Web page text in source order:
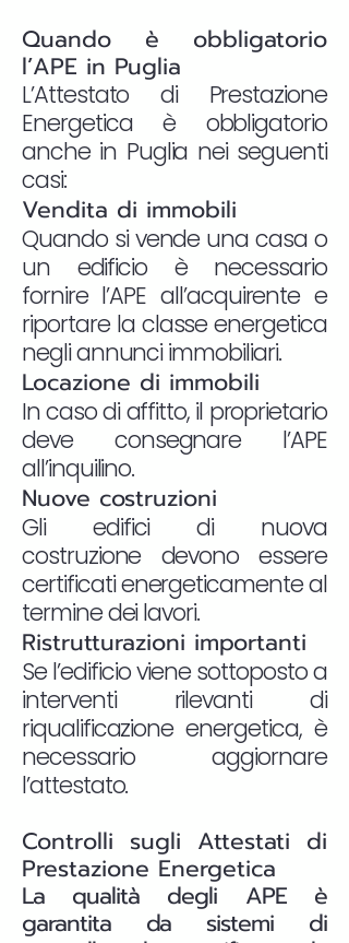
Quando è obbligatorio
l’APE in Puglia
L’Attestato di Prestazione
Energetica è obbligatorio
anche in Puglia nei seguenti
casi:
Vendita di immobili
Quando si vende una casa o
un edificio è necessario
fornire l’APE all’acquirente e
riportare la classe energetica
negli annunci immobiliari.
Locazione di immobili
In caso di affitto, il proprietario
deve consegnare l’APE
all’inquilino.
Nuove costruzioni
Gli edifici di nuova
costruzione devono essere
certificati energeticamente al
termine dei lavori.
Ristrutturazioni importanti
Se l’edificio viene sottoposto a
interventi rilevanti di
riqualificazione energetica, è
necessario aggiornare
l’attestato.
Controlli sugli Attestati di
Prestazione Energetica
La qualità degli APE è
garantita da sistemi di